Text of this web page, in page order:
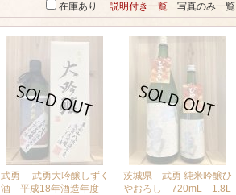
在庫あり 説明付き一覧 写真のみ一覧
武勇 武勇大吟醸しずく
酒 平成18年酒造年度
茨城県 武勇 純米吟醸ひ
やおろし 720mL 1.8L